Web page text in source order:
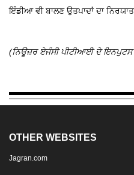
ਇੰਡੀਆ ਵੀ ਬਾਲਣ ਉਤਪਾਦਾਂ ਦਾ
(ਨਿਊਜ਼ਰ ਏਜੰਸੀ ਪੀਟੀਆਈ ਦੇ ਇਨਪੁਟਸ
OTHER WEBSITES
Jagran.com